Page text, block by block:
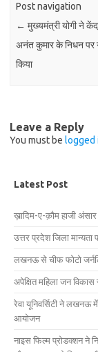
Post navigation
← मुख्यमंत्री योगी ने
अनंत कुमार के निधन पर
किया
Leave a Reply
You must be logged
Latest Post
ख़ादिम-ए-क़ौम हाजी
उत्तर प्रदेश जिला मान्यता
लखनऊ से चीफ फोटो
अपेक्षित महिला जन
रेवा यूनिवर्सिटी ने लखनऊ
आयोजन
नाइस फिल्म प्रोडक्शन ने